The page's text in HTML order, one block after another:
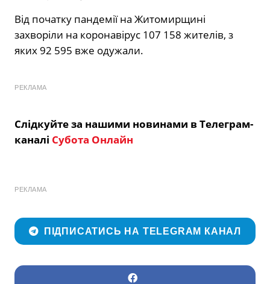
Від початку пандемії на Житомирщині
захворіли на коронавірус 107 158 жителів, з
яких 92 595 вже одужали.
РЕКЛАМА
Слідкуйте за нашими новинами в Телеграм-
каналі Субота Онлайн
РЕКЛАМА
ПІДПИСАТИСЬ НА TELEGRAM КАНАЛ